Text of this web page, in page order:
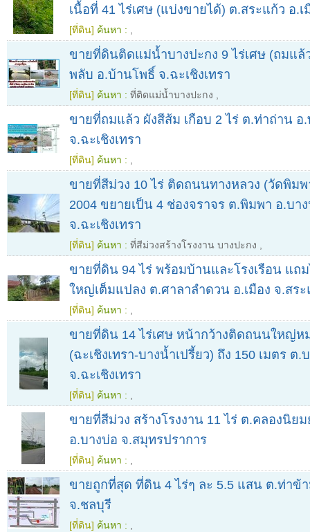
เนื้อที่ 41 ไร่เศษ (แบ่งขายได้) ต.สระแก้ว อ.เ
[ที่ดิน] ค้นหา :
ขายที่ดินติดแม่น้ำบางปะกง 9 ไร่เศษ (ถมแล้
พลับ อ.บ้านโพธิ์ จ.ฉะเชิงเทรา
[ที่ดิน] ค้นหา : ที่ติดแม่น้ำบางปะกง
ขายที่ถมแล้ว ผังสีส้ม เกือบ 2 ไร่ ต.ท่าถ่าน
จ.ฉะเชิงเทรา
[ที่ดิน] ค้นหา :
ขายที่สีม่วง 10 ไร่ ติดถนนทางหลวง (วัดพิมพ
2004 ขยายเป็น 4 ช่องจราจร ต.พิมพา อ.บา
จ.ฉะเชิงเทรา
[ที่ดิน] ค้นหา : ที่สีม่วงสร้างโรงงาน บางปะกง
ขายที่ดิน 94 ไร่ พร้อมบ้านและโรงเรือน แถ
ใหญ่เต็มแปลง ต.ศาลาลำดวน อ.เมือง จ.สระ
[ที่ดิน] ค้นหา :
ขายที่ดิน 14 ไร่เศษ หน้ากว้างติดถนนใหญ่ห
(ฉะเชิงเทรา-บางน้ำเปรี้ยว) ถึง 150 เมตร ต
จ.ฉะเชิงเทรา
[ที่ดิน] ค้นหา :
ขายที่สีม่วง สร้างโรงงาน 11 ไร่ ต.คลองนิย
อ.บางบ่อ จ.สมุทรปราการ
[ที่ดิน] ค้นหา :
ขายถูกที่สุด ที่ดิน 4 ไร่ๆ ละ 5.5 แสน ต.ท่าข้
จ.ชลบุรี
[ที่ดิน] ค้นหา :